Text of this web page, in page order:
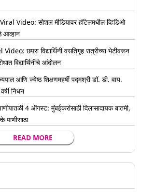
Video: सोशल मीडियावर हॉटेलमधील व्हिडिओ
आव्हान
छपरा विद्यार्थिनी वसतिगृह रात्रीच्या भेटीवरून
विद्यार्थिनींचे आंदोलन
आणि ज्येष्ठ शिक्षणमहर्षी पद्मश्री डॉ. डी. वाय.
निधन
4 ऑगस्ट: मुंबईकरांसाठी दिलासादायक बातमी,
READ MORE